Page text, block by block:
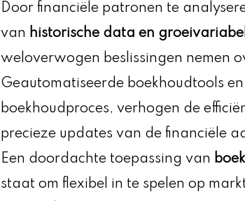
Door financiële patronen te
van historische data en
weloverwogen beslissingen nemen
Geautomatiseerde boekhoudtools
boekhoudproces, verhogen de
precieze updates van de financiële
Een doordachte toepassing van
staat om flexibel in te spelen op